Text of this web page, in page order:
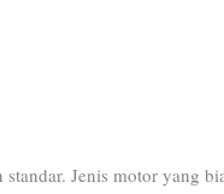
Jenis motor yang